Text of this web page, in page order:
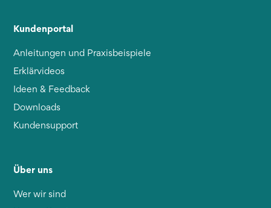
Kundenportal
Anleitungen und Praxisbeispiele
Erklärvideos
Ideen & Feedback
Downloads
Kundensupport
Über uns
Wer wir sind